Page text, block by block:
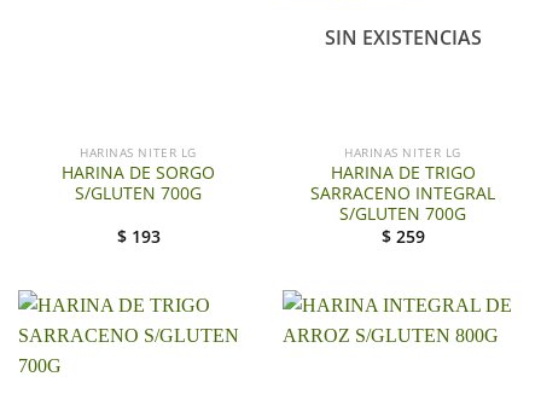
HARINAS NITER LG
HARINA DE SORGO
S/GLUTEN 700G
$ 193
SIN EXISTENCIAS
HARINAS NITER LG
HARINA DE TRIGO
SARRACENO INTEGRAL
S/GLUTEN 700G
$ 259